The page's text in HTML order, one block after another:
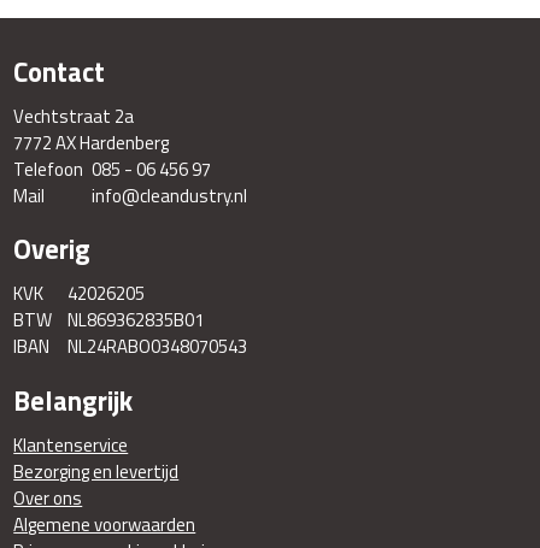
Contact
Vechtstraat 2a
7772 AX Hardenberg
Telefoon 085 - 06 456 97
Mail
info@cleandustry.nl
Overig
KVK
42026205
BTW NL869362835B01
IBAN
NL24RABO0348070543
Belangrijk
Klantenservice
Bezorging en levertijd
Over ons
Algemene voorwaarden